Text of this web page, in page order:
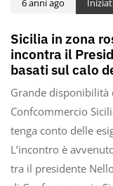
6 anni ago
Sicilia in zona
incontra il
basati sul calo
Grande disponibilità
Confcommercio
tenga conto delle
L’incontro è
tra il presidente